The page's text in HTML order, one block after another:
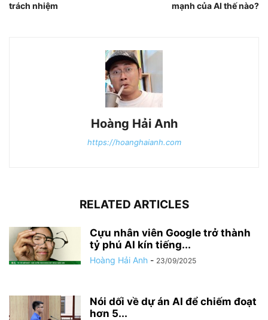
trách nhiệm
mạnh của AI thế nào?
Hoàng Hải Anh
https://hoanghaianh.com
RELATED ARTICLES
Cựu nhân viên Google trở thành
tỷ phú AI kín tiếng...
Hoàng Hải Anh - 23/09/2025
Nói dối về dự án AI để chiếm đoạt
hơn 5...